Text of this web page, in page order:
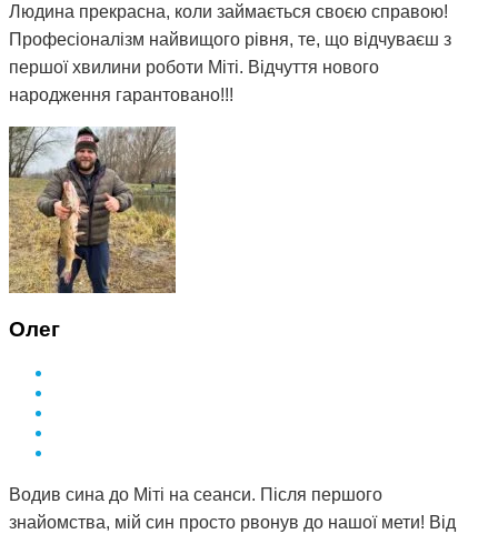
Людина прекрасна, коли займається своєю справою!
Професіоналізм найвищого рівня, те, що відчуваєш з
першої хвилини роботи Міті. Відчуття нового
народження гарантовано!!!
Олег
Водив сина до Міті на сеанси. Після першого
знайомства, мій син просто рвонув до нашої мети! Від